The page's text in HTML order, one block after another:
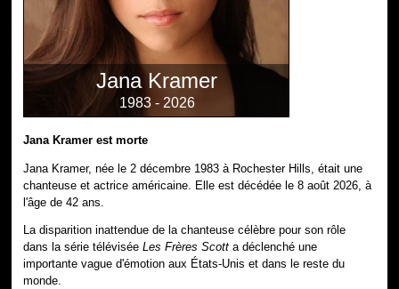
Jana Kramer
1983 - 2026
Jana Kramer est morte
Jana Kramer, née le 2 décembre 1983 à Rochester Hills, était une
chanteuse et actrice américaine. Elle est décédée le 8 août 2026, à
l'âge de 42 ans.
La disparition inattendue de la chanteuse célèbre pour son rôle
dans la série téléviséeLes Frères Scott a déclenché une
importante vague d'émotion aux États-Unis et dans le reste du
monde.